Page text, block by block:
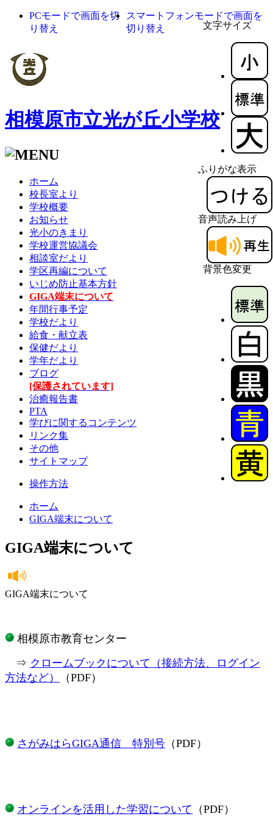
文字サイズ
ふりがな表示
音声読み上げ
背景色変更
PCモードで画面を切
り替え
スマートフォンモードで画面を
切り替え
相模原市立光が丘小学校
ホーム
校長室より
学校概要
お知らせ
光小のきまり
学校運営協議会
相談室だより
学区再編について
いじめ防止基本方針
GIGA端末について
年間行事予定
学校だより
給食・献立表
保健だより
学年だより
ブログ
[保護されています]
治癒報告書
PTA
学びに関するコンテンツ
リンク集
その他
サイトマップ
操作方法
ホーム
GIGA端末について
GIGA端末について
GIGA端末について
相模原市教育センター
⇒ クロームブックについて（接続方法、ログイン
方法など）
（PDF）
さがみはらGIGA通信 特別号 （PDF）
オンラインを活用した学習について （PDF）